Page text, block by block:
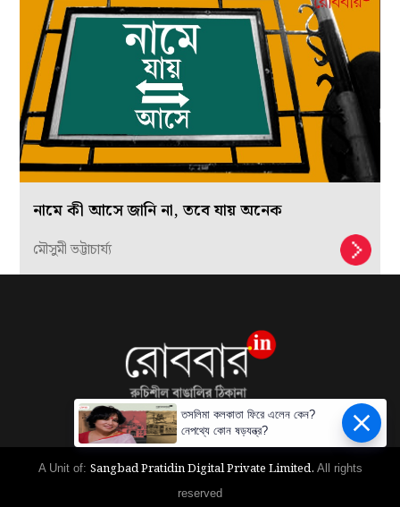
নামে কী আসে জানি না, তবে যায় অনেক
মৌসুমী ভট্টাচার্য্য
A Unit of: Sangbad Pratidin Digital Private Limited. All rights
reserved
তসলিমা কলকাতা ফিরে এলেন কেন?
নেপথ্যে কোন ষড়যন্ত্র?